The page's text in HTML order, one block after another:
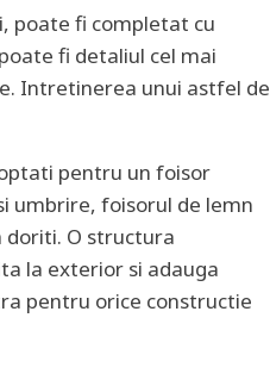
poate fi completat cu
fi detaliul cel mai
Intretinerea unui astfel de
pentru un foisor
umbrire, foisorul de lemn
doriti. O structura
la exterior si adauga
pentru orice constructie